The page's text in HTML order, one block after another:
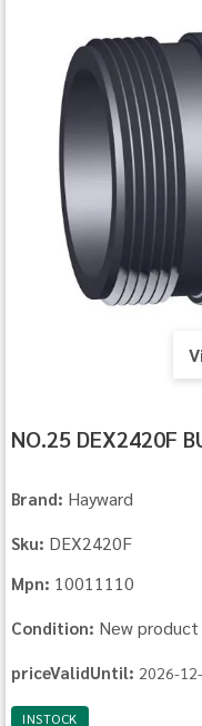
NO.25 DEX2420F
Brand: Hayward
Sku: DEX2420F
Mpn: 10011110
Condition: New product
priceValidUntil: 2026-
INSTOCK